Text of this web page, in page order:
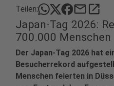
Teilen: mailopen_in_new
Japan-Tag 2026:
700.000 Menschen
Der Japan-Tag 2026 hat
Besucherrekord
Menschen feierten in